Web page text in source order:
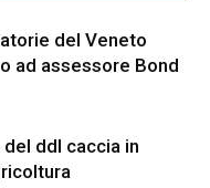
del Veneto
ad assessore Bond
ddl caccia in